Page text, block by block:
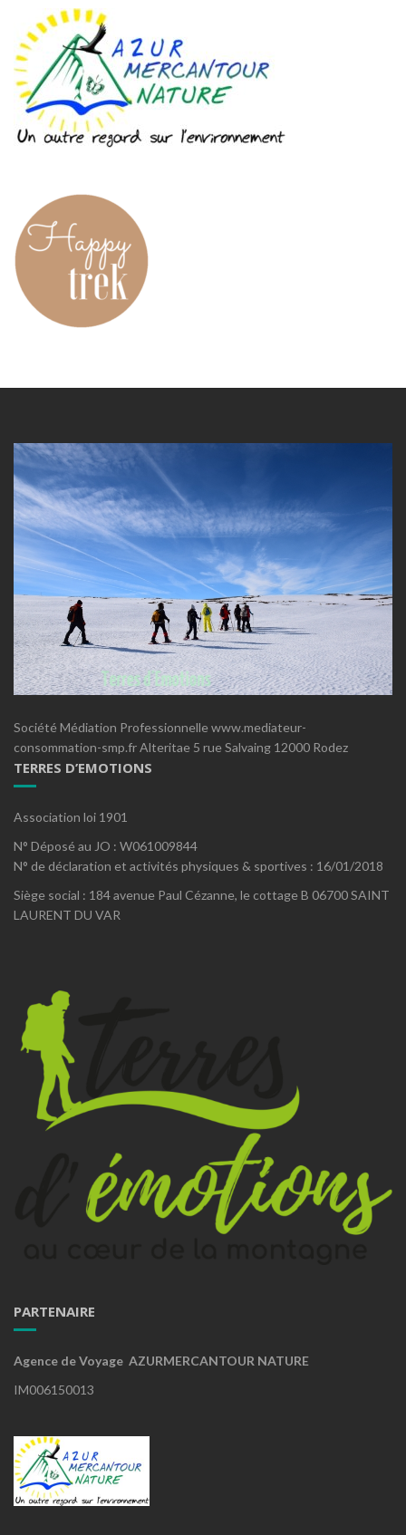
Société Médiation Professionnelle www.mediateur-
consommation-smp.fr Alteritae 5 rue Salvaing 12000 Rodez
TERRES D’EMOTIONS
Association loi 1901
N° Déposé au JO : W061009844
N° de déclaration et activités physiques & sportives : 16/01/2018
Siège social : 184 avenue Paul Cézanne, le cottage B 06700 SAINT
LAURENT DU VAR
PARTENAIRE
Agence de Voyage AZURMERCANTOUR NATURE
IM006150013